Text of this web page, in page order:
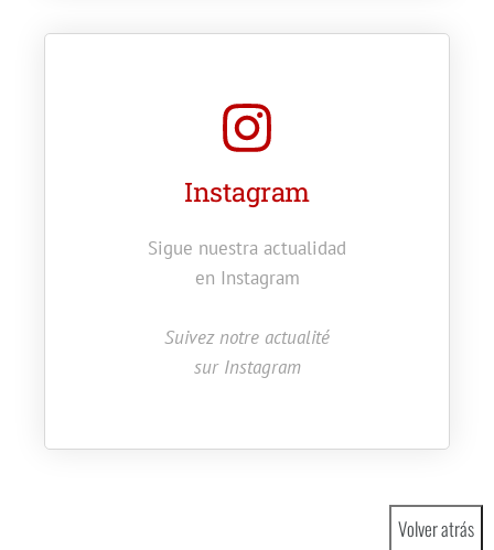
Instagram
Sigue nuestra actualidad
en Instagram
Suivez notre actualité
sur Instagram